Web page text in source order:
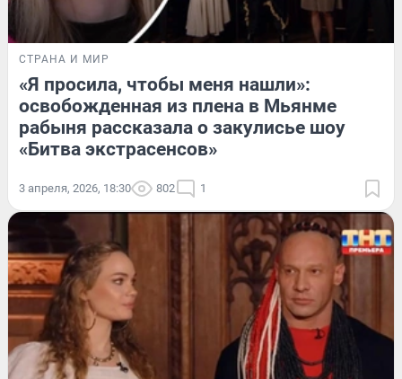
СТРАНА И МИР
«Я просила, чтобы меня нашли»:
освобожденная из плена в Мьянме
рабыня рассказала о закулисье шоу
«Битва экстрасенсов»
3 апреля, 2026, 18:30 802 1